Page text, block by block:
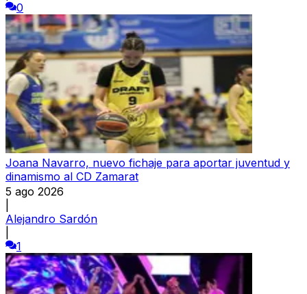
0
Joana Navarro, nuevo fichaje para aportar juventud y
dinamismo al CD Zamarat
5 ago 2026
Alejandro Sardón
1